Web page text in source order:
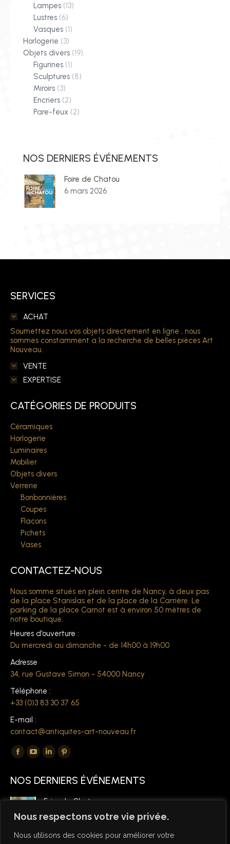
Nous respectons votre vie privée.
Nous utilisons des cookies pour améliorer votre
Lampes (13)
Lustres (6)
Vasques (1)
Horlogerie (3)
Objets divers (19)
Figurines (1)
Sculptures (8)
Miroirs (3)
Encriers (2)
Pare-feux (2)
NOS DERNIERS ÉVÉNEMENTS
Foire de Chatou
6 mars 2026
SERVICES
ACHAT
Soumettez nous vos objets directement en ligne , nous
sommes constamment a la recherche de belles pièces Art
Nouveau.
VENTE
EXPERTISE
CATÉGORIES DE PRODUITS
Céramiques
Horlogerie
Luminaires
Mobilier
Objets divers
Verrerie
Bonbonnières
Coupes
Flacons
Pichets
Vases
CONTACTEZ-NOUS
Nous somme situés en plein centre de Nancy, à deux pas
de la place Stanislas et de la place de la Carrière. Le
parking de la place Carnot est à environ 50 mètres de
notre boutique.
Heures d'ouverture :
Du mercredi au dimanche - de 14h00 à 19h00
Adresse
34, rue Gustave Simon - 54000 Nancy
Téléphone :
+33 (0)3 83 30 37 65
E-mail :
contact@antiquites-art-nouveau.fr
Trouvez nous sur :
La
Facebook
s'ouvre
nouvelle
La
YouTube
s'ouvre
nouvelle
La
LinkedIn
s'ouvre
une
nouvelle
La
Pinterest
s'ouvre
nouvelle
NOS DERNIERS ÉVÉNEMENTS
Foire de Chatou
6 mars 2026